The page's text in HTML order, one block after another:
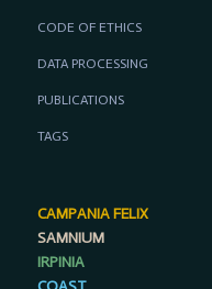
CODE OF ETHICS
DATA PROCESSING
PUBLICATIONS
TAGS
CAMPANIA FELIX
SAMNIUM
IRPINIA